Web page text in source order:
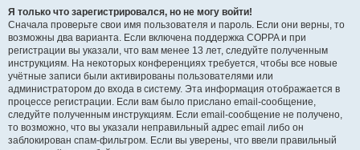
Я только что зарегистрировался, но не могу войти!
Сначала проверьте свои имя пользователя и пароль. Если они верны, то
возможны два варианта. Если включена поддержка COPPA и при
регистрации вы указали, что вам менее 13 лет, следуйте полученным
инструкциям. На некоторых конференциях требуется, чтобы все новые
учётные записи были активированы пользователями или
администратором до входа в систему. Эта информация отображается в
процессе регистрации. Если вам было прислано email-сообщение,
следуйте полученным инструкциям. Если email-сообщение не получено,
то возможно, что вы указали неправильный адрес email либо он
заблокирован спам-фильтром. Если вы уверены, что ввели правильный